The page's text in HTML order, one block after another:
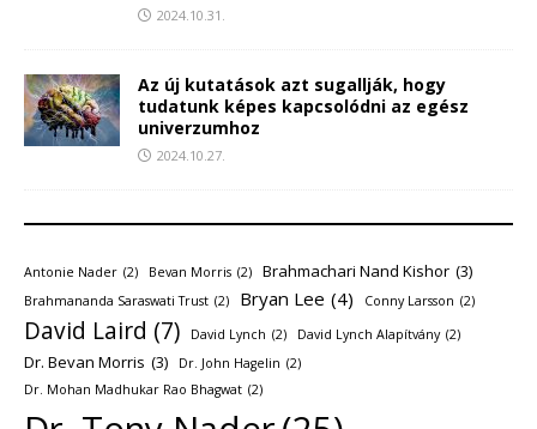
2024.10.31.
Az új kutatások azt sugallják, hogy
tudatunk képes kapcsolódni az egész
univerzumhoz
2024.10.27.
Antonie Nader (2) Bevan Morris (2) Brahmachari Nand Kishor (3)
Brahmananda Saraswati Trust (2) Bryan Lee (4) Conny Larsson (2)
David Laird (7) David Lynch (2) David Lynch Alapítvány (2)
Dr. Bevan Morris (3) Dr. John Hagelin (2)
Dr. Mohan Madhukar Rao Bhagwat (2)